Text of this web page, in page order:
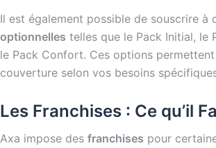
Il est également possible de souscrire à
optionnelles telles que le Pack Initial, le
le Pack Confort. Ces options permettent
couverture selon vos besoins
Les Franchises : Ce qu’il
Axa impose des franchises pour